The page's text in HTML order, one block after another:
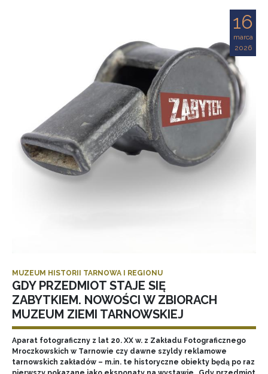
16
marca
2026
MUZEUM HISTORII TARNOWA I REGIONU
GDY PRZEDMIOT STAJE SIĘ
ZABYTKIEM. NOWOŚCI W ZBIORACH
MUZEUM ZIEMI TARNOWSKIEJ
Aparat fotograficzny z lat 20. XX w. z Zakładu Fotograficznego
Mroczkowskich w Tarnowie czy dawne szyldy reklamowe
tarnowskich zakładów – m.in. te historyczne obiekty będą po raz